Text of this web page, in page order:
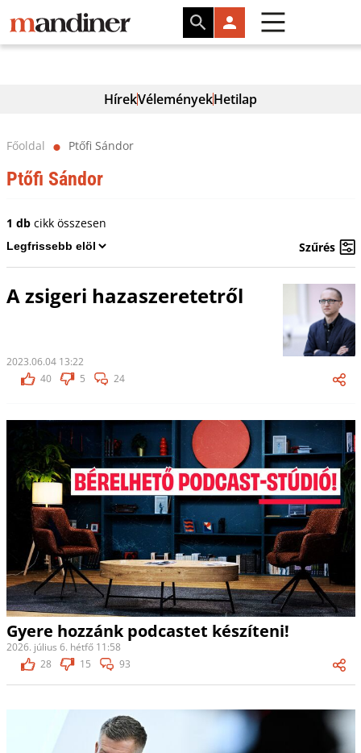
HírekVéleményekHetilap
Főoldal ⬤ Ptőfi Sándor
Ptőfi Sándor
1 dbcikk összesen
Szűrés
A zsigeri hazaszeretetről
2023.06.04 13:22
40
5 24
Gyere hozzánk podcastet készíteni!
2026. július 6. hétfő 11:58
28
15 93